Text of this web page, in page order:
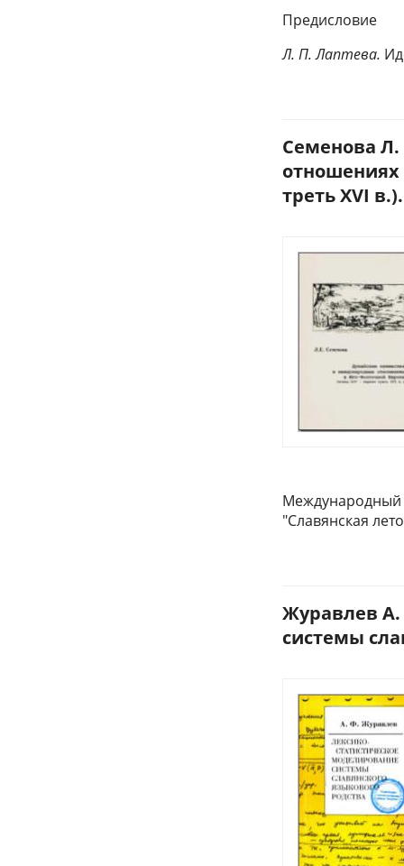
Предисловие
Л. П. Лаптева.
Семенова
отношениях
треть XVI
Международный
"Славянская
Журавлев А.
системы